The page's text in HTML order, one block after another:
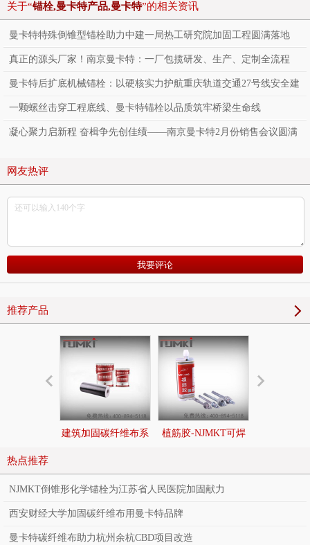
关于“锚栓,曼卡特产品,曼卡特”的相关资讯
曼卡特特殊倒锥型锚栓助力中建一局热工研究院加固工程圆满落地
真正的源头厂家！南京曼卡特：一厂包揽研发、生产、定制全流程
曼卡特后扩底机械锚栓：以硬核实力护航重庆轨道交通27号线安全建
设
一颗螺丝击穿工程底线、曼卡特锚栓以品质筑牢桥梁生命线
凝心聚力启新程 奋楫争先创佳绩——南京曼卡特2月份销售会议圆满
网友热评
推荐产品
建筑加固碳纤维布系 植筋胶-NJMKT可焊
热点推荐
NJMKT倒锥形化学锚栓为江苏省人民医院加固献力
西安财经大学加固碳纤维布用曼卡特品牌
曼卡特碳纤维布助力杭州余杭CBD项目改造